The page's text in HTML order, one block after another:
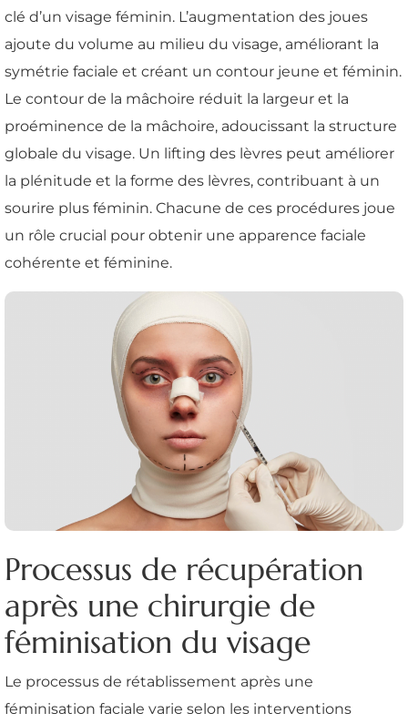
clé d’un visage féminin. L’augmentation des joues
ajoute du volume au milieu du visage, améliorant la
symétrie faciale et créant un contour jeune et féminin.
Le contour de la mâchoire réduit la largeur et la
proéminence de la mâchoire, adoucissant la structure
globale du visage. Un lifting des lèvres peut améliorer
la plénitude et la forme des lèvres, contribuant à un
sourire plus féminin. Chacune de ces procédures joue
un rôle crucial pour obtenir une apparence faciale
cohérente et féminine.
Processus de récupération
après une chirurgie de
féminisation du visage
Le processus de rétablissement après une
féminisation faciale varie selon les interventions